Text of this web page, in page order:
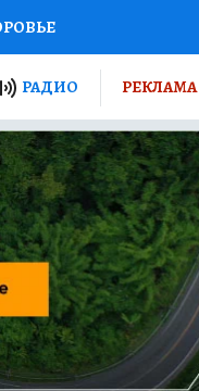
ПУТЕВОДИТЕЛЬ
ТУРИЗМ
ВСЕ О КП
РАДИО РЕКЛАМА